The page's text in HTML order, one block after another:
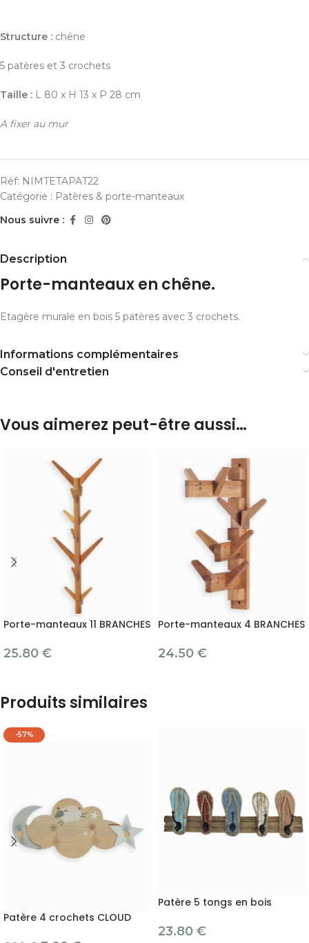
Structure : chêne
5 patères et 3 crochets
Taille : L 80 x H 13 x P 28 cm
A fixer au mur
Réf: NIMTETAPAT22
Catégorie : Patères & porte-manteaux
Nous suivre :
Description
Porte-manteaux en chêne.
Etagère murale en bois 5 patères avec 3 crochets.
Informations complémentaires
Conseil d'entretien
Vous aimerez peut-être aussi…
Porte-manteaux 11 BRANCHES
25.80 €
Porte-manteaux 4 BRANCHES
24.50 €
Produits similaires
-57%
Patère 4 crochets CLOUD
Patère 5 tongs en bois
23.80 €